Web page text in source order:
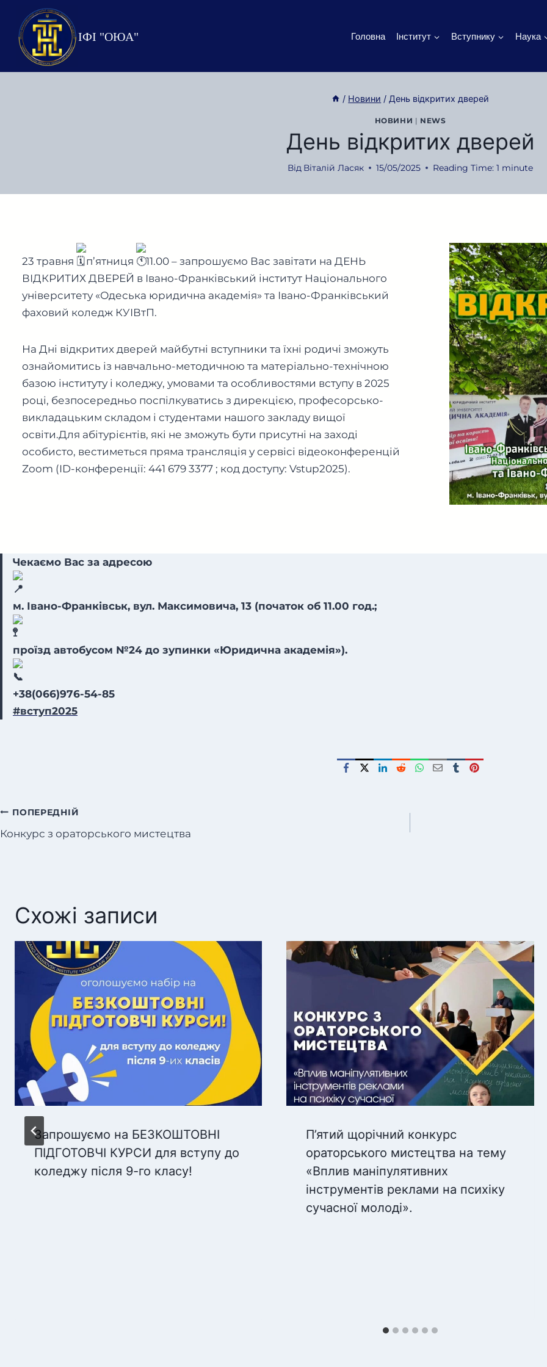
Перейти
вмісту
ІФІ "ОЮА" Головна Інститут Вступнику Наука
/ Новини / День відкритих дверей
НОВИНИ | NEWS
День відкритих дверей
Від Віталій Ласяк 15/05/2025 Reading Time: 1 minute
23 травня п’ятниця
11.00 – запрошуємо Вас завітати на ДЕНЬ
ВІДКРИТИХ ДВЕРЕЙ в Івано-Франківський інститут Національного
університету «Одеська юридична академія» та Івано-Франківський
фаховий коледж КУІВтП.
На Дні відкритих дверей майбутні вступники та їхні родичі зможуть
ознайомитись із навчально-методичною та матеріально-технічною
базою інституту і коледжу, умовами та особливостями вступу в 2025
році, безпосередньо поспілкуватись з дирекцією, професорсько-
викладацьким складом і студентами нашого закладу вищої
освіти.Для абітурієнтів, які не зможуть бути присутні на заході
особисто, вестиметься пряма трансляція у сервісі відеоконференцій
Zoom (ID-конференції: 441 679 3377 ; код доступу: Vstup2025).
Чекаємо Вас за адресою
м. Івано-Франківськ, вул. Максимовича, 13 (початок об 11.00 год.;
проїзд автобусом №24 до зупинки «Юридична академія»).
+38(066)976-54-85
#вступ2025
Навігація
записів
ПОПЕРЕДНІЙ
Конкурс з ораторського мистецтва
Схожі записи
Запрошуємо на БЕЗКОШТОВНІ
ПІДГОТОВЧІ КУРСИ для вступу до
коледжу після 9-го класу!
П’ятий щорічний конкурс
ораторського мистецтва на тему
«Вплив маніпулятивних
інструментів реклами на психіку
сучасної молоді».